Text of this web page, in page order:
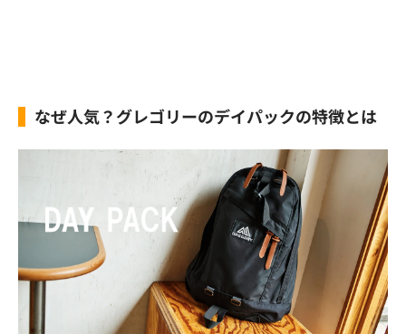
なぜ人気？グレゴリーのデイパックの特徴とは